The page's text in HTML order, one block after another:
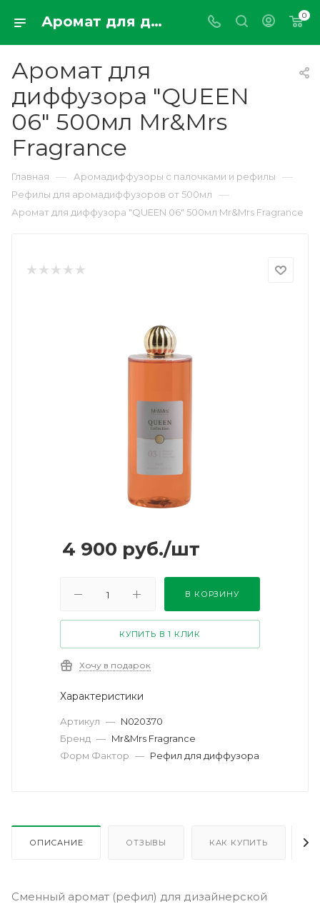
Аромат для диффузора "QUEEN 06" 500мл Mr&Mrs Fragrance 0
Аромат для
диффузора "QUEEN
06" 500мл Mr&Mrs
Fragrance
Главная — Аромадиффузоры с палочками и рефилы —
Рефилы для аромадиффузоров от 500мл —
Аромат для диффузора "QUEEN 06" 500мл Mr&Mrs Fragrance
4 900 руб./шт
В КОРЗИНУ
КУПИТЬ В 1 КЛИК
Хочу в подарок
Характеристики
Артикул — N020370
Бренд — Mr&Mrs Fragrance
Форм Фактор — Рефил для диффузора
ОПИСАНИЕ ОТЗЫВЫ КАК КУПИТЬ
Сменный аромат (рефил) для дизайнерской